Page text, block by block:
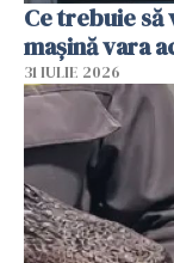
Ce trebuie
mașină vara
31 IULIE 2026